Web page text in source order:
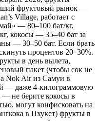
фруктовый рынок —
Village, работает с
— 80–100 бат/кг,
кокосы — 35–40 бат за
— 30–50 бат. Если брать
процентов 20–30%.
в день вылета,
пакет (чтобы сок не
Nok Air из Самуи в
— даже 4-килограммовую
— не берите кокосы в
могут конфисковать на
в Пхукет) фрукты в